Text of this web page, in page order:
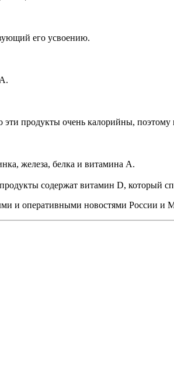
его усвоению.
продукты очень калорийны, поэтому в
железа, белка и витамина А.
содержат витамин D, который
и оперативными новостями России и